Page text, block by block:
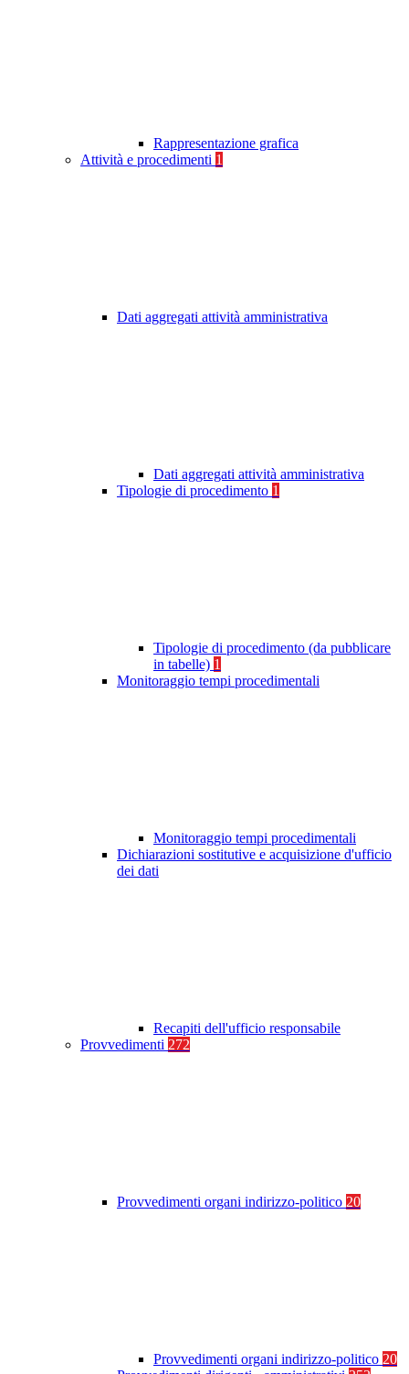
Rappresentazione grafica
Attività e procedimenti 1
Dati aggregati attività amministrativa
Dati aggregati attività amministrativa
Tipologie di procedimento 1
Tipologie di procedimento (da pubblicare
in tabelle) 1
Monitoraggio tempi procedimentali
Monitoraggio tempi procedimentali
Dichiarazioni sostitutive e acquisizione d'ufficio
dei dati
Recapiti dell'ufficio responsabile
Provvedimenti 272
Provvedimenti organi indirizzo-politico 20
Provvedimenti organi indirizzo-politico 20